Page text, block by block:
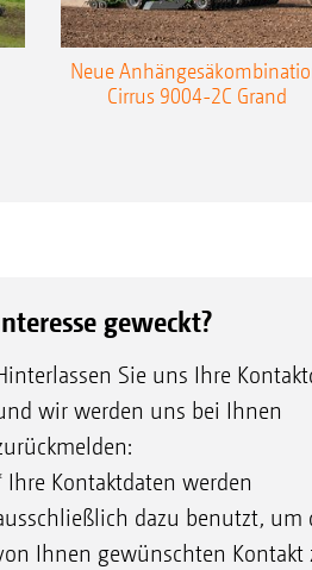
Neue
Cirrus 9004-2C Grand
geweckt?
Sie uns Ihre
wir werden uns bei Ihnen
Ihre Kontaktdaten werden
dazu benutzt, um
Ihnen gewünschten Kontakt